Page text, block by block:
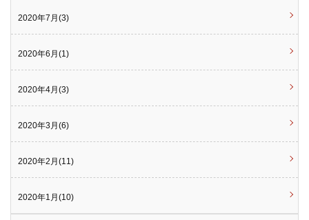
2020年7月(3)
2020年6月(1)
2020年4月(3)
2020年3月(6)
2020年2月(11)
2020年1月(10)